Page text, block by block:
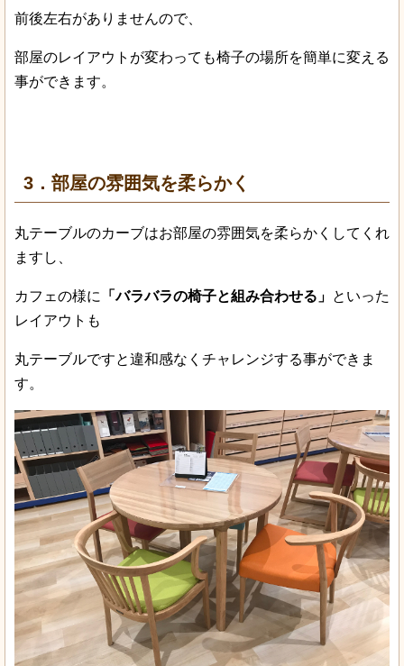
前後左右がありませんので、
部屋のレイアウトが変わっても椅子の場所を簡単に変える
事ができます。
3．部屋の雰囲気を柔らかく
丸テーブルのカーブはお部屋の雰囲気を柔らかくしてくれ
ますし、
カフェの様に 「バラバラの椅子と組み合わせる」 といった
レイアウトも
丸テーブルですと違和感なくチャレンジする事ができま
す。